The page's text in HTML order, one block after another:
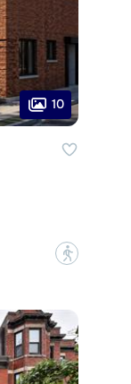
10
?